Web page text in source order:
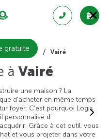
gratuite
Vendée Vairé
à Vairé
une maison ? La
d'acheter en même temps
foyer. C'est pourquoi Logis
personnalisé d'
Grâce à cet outil, vous
et vous projeter dans votre